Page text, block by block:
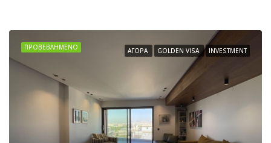
ΠΡΟΒΕΒΛΗΜΈΝΟ ΑΓΟΡΆ GOLDEN VISA INVESTMENT